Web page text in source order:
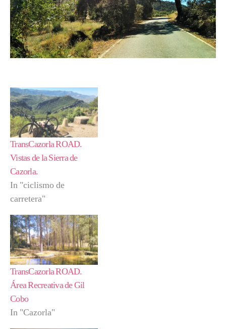
TransCazorla ROAD.
Vistas de la Sierra de
Cazorla.
In "ciclismo de
carretera"
TransCazorla ROAD.
Área Recreativa de Gil
Cobo
In "Cazorla"